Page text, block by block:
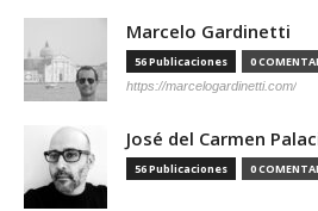
Marcelo Gardinetti
56 Publicaciones 0
https://marcelogardinetti.com/
José del Carmen
56 Publicaciones 0